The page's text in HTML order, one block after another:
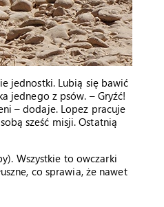
jednostki. Lubią się bawić
jednego z psów. – Gryźć!
– dodaje. Lopez pracuje
sześć misji. Ostatnią
Wszystkie to owczarki
co sprawia, że nawet